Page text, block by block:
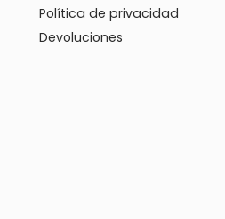
Política de privacidad
Devoluciones